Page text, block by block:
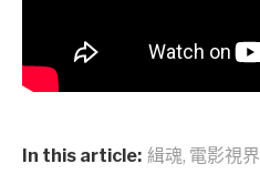
In this article: 緝魂, 電影視界